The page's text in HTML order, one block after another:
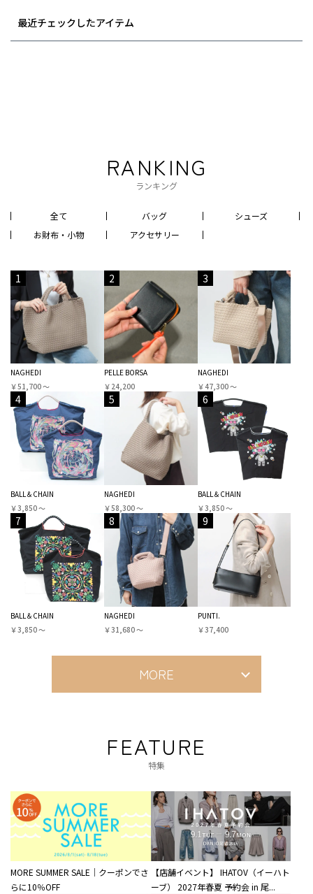
最近チェックしたアイテム
RANKING
ランキング
全て バッグ
シューズ
お財布・小物
アクセサリー
1
NAGHEDI
￥51,700 〜
2
PELLE BORSA
￥24,200
3
NAGHEDI
￥47,300 〜
4
BALL＆CHAIN
￥3,850 〜
5
NAGHEDI
￥58,300 〜
6
BALL＆CHAIN
￥3,850 〜
7
BALL＆CHAIN
￥3,850 〜
8
NAGHEDI
￥31,680 〜
9
PUNTI.
￥37,400
MORE
FEATURE
特集
MORE SUMMER SALE｜クーポンでさ
らに10％OFF
【店舗イベント】 IHATOV（イーハト
ーブ） 2027年春夏 予約会 in 尾...